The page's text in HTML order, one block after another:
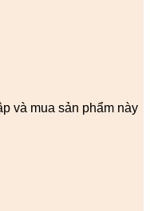
và mua sản phẩm này